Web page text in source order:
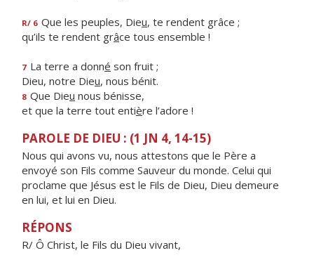
R/ 6 Que les peuples, Dieu, te rendent grâce ;
qu’ils te rendent grâce tous ensemble !
7 La terre a donné son fruit ;
Dieu, notre Dieu, nous bénit.
8 Que Dieu nous bénisse,
et que la terre tout entière l’adore !
PAROLE DE DIEU : (1 JN 4, 14-15)
Nous qui avons vu, nous attestons que le Père a
envoyé son Fils comme Sauveur du monde. Celui qui
proclame que Jésus est le Fils de Dieu, Dieu demeure
en lui, et lui en Dieu.
RÉPONS
R/ Ô Christ, le Fils du Dieu vivant,